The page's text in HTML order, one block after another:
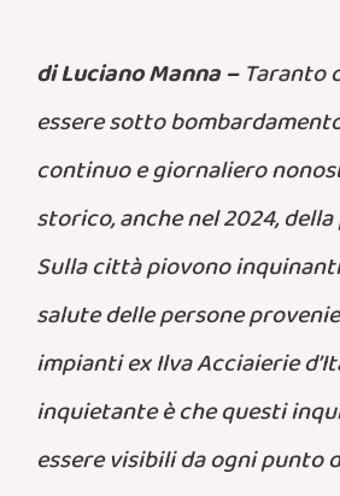
di Luciano Manna –Taranto
essere sotto
continuo e giornaliero
storico, anche nel 2024,
Sulla città piovono
salute delle persone
impianti ex Ilva Acciaierie
inquietante è che questi
essere visibili da ogni punto